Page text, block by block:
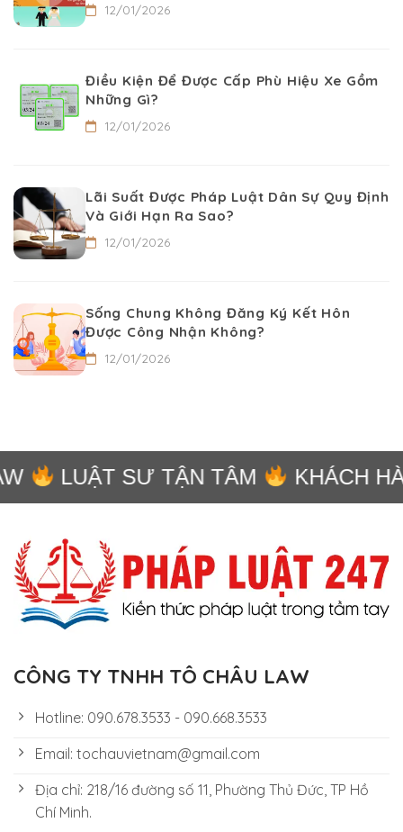
12/01/2026
Điều Kiện Để Được Cấp Phù Hiệu Xe Gồm
Những Gì?
12/01/2026
Lãi Suất Được Pháp Luật Dân Sự Quy Định
Và Giới Hạn Ra Sao?
12/01/2026
Sống Chung Không Đăng Ký Kết Hôn
Được Công Nhận Không?
12/01/2026
LUẬT SƯ TẬN TÂM KHÁCH
CÔNG TY TNHH TÔ CHÂU LAW
Hotline: 090.678.3533 - 090.668.3533
Email: tochauvietnam@gmail.com
Địa chỉ: 218/16 đường số 11, Phường Thủ Đức, TP Hồ
Chí Minh.